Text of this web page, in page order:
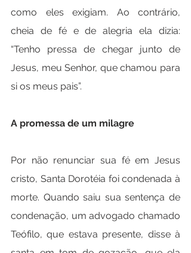
como eles exigiam. Ao contrário,
cheia de fé e de alegria ela dizia:
“Tenho pressa de chegar junto de
Jesus, meu Senhor, que chamou para
si os meus pais”.
A promessa de um milagre
Por não renunciar sua fé em Jesus
cristo, Santa Dorotéia foi condenada à
morte. Quando saiu sua sentença de
condenação, um advogado chamado
Teófilo, que estava presente, disse à